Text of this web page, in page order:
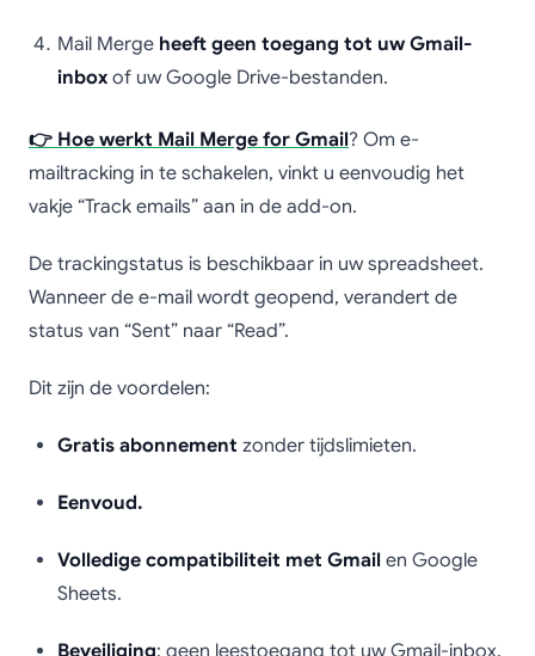
Mail Merge heeft geen toegang tot uw Gmail-
inbox of uw Google Drive-bestanden.
👉 Hoe werkt Mail Merge for Gmail? Om e-
mailtracking in te schakelen, vinkt u eenvoudig het
vakje “Track emails” aan in de add-on.
De trackingstatus is beschikbaar in uw spreadsheet.
Wanneer de e-mail wordt geopend, verandert de
status van “Sent” naar “Read”.
Dit zijn de voordelen:
Gratis abonnement zonder tijdslimieten.
Eenvoud.
Volledige compatibiliteit met Gmail en Google
Sheets.
Beveiliging: geen leestoegang tot uw Gmail-inbox.